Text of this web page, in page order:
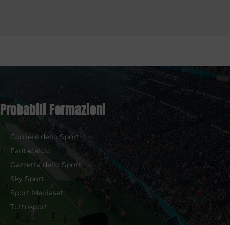
Probabili Formazioni
Corriere dello Sport
Fantacalcio
Gazzetta dello Sport
Sky Sport
Sport Mediaset
Tuttosport